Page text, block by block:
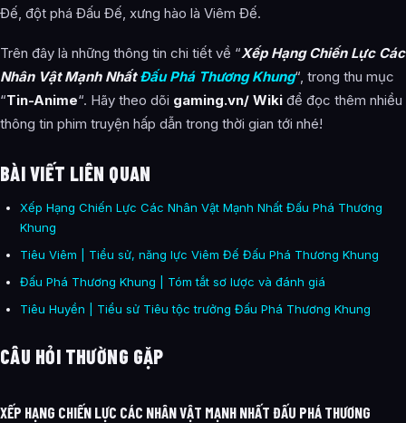
Đế, đột phá Đấu Đế, xưng hào là Viêm Đế.
Trên đây là những thông tin chi tiết về “Xếp Hạng Chiến Lực Các
Nhân Vật Mạnh NhấtĐấu Phá Thương Khung“, trong thu mục
“Tin-Anime“. Hãy theo dõi gaming.vn/ Wiki để đọc thêm nhiều
thông tin phim truyện hấp dẫn trong thời gian tới nhé!
BÀI VIẾT LIÊN QUAN
Xếp Hạng Chiến Lực Các Nhân Vật Mạnh Nhất Đấu Phá Thương
Khung
Tiêu Viêm | Tiểu sử, năng lực Viêm Đế Đấu Phá Thương Khung
Đấu Phá Thương Khung | Tóm tắt sơ lược và đánh giá
Tiêu Huyền | Tiểu sử Tiêu tộc trưởng Đấu Phá Thương Khung
CÂU HỎI THƯỜNG GẶP
XẾP HẠNG CHIẾN LỰC CÁC NHÂN VẬT MẠNH NHẤT ĐẤU PHÁ THƯƠNG